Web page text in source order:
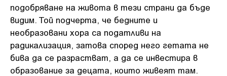
подобряване на живота в тези страни да бъде
видим. Той подчерта, че бедните и
необразовани хора са податливи на
радикализация, затова според него гетата не
бива да се разрастват, а да се инвестира в
образование за децата, които живеят там.